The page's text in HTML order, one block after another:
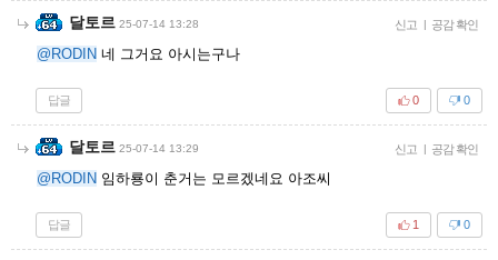
달토르 25-07-14 13:28 신고 | 공감 확인
@RODIN 네 그거요 아시는구나
답글 0
0
달토르 25-07-14 13:29 신고 | 공감 확인
@RODIN 임하룡이 춘거는 모르겠네요 아조씨
답글 0
1